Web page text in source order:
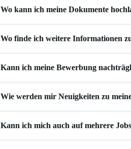
Das hängt ganz vom Job ab, auf den
Profilvollständig ausfüllst.
Wo kann ich meine Dokumente
Deine Bewerbungsunterlagen kannst
bewirbst.
Wo finde ich weitere Informationen
ImUnternehmensprofilvon Stadtwerke
Kann ich meine Bewerbung
Ja, das ist möglich. In deiner
Vorstellungsgespräch eingeladen, ist
ergänzen und weitere Dokumente
Wie werden mir Neuigkeiten zu
In deinerBewerbungsübersichtbei
wichtigsten Statusänderungen.
Kann ich mich auch auf mehrere